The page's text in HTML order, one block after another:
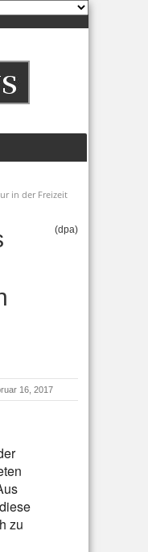
in der Freizeit
(dpa)
16, 2017
zu